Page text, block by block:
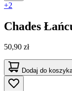
+2
Chades
50,90 zł
Dodaj do